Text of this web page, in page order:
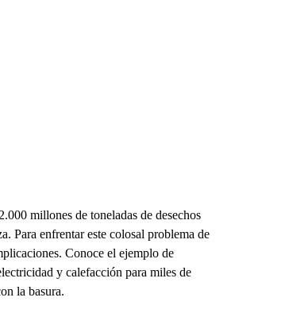
millones de toneladas de desechos
Para enfrentar este colosal problema de
Conoce el ejemplo de
y calefacción para miles de
la basura.